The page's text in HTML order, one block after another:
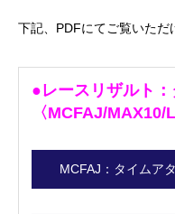
ロードレースクラブ登録
下記、PDFにてご覧いただ
●レースリザルト
〈MCFAJ/MAX10/
MCFAJ：タイムア